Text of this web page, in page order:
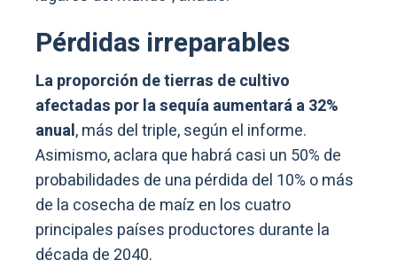
Pérdidas irreparables
La proporción de tierras de cultivo
afectadas por la sequía aumentará a 32%
anual, más del triple, según el informe.
Asimismo, aclara que habrá casi un 50% de
probabilidades de una pérdida del 10% o más
de la cosecha de maíz en los cuatro
principales países productores durante la
década de 2040.